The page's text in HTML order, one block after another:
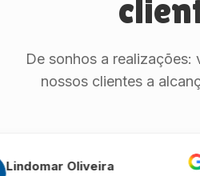
De sonhos a realizações:
nossos clientes a
Oliveira